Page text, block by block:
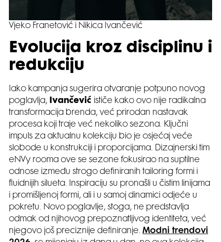
Vjeko Franetović i Nikica Ivančević
Evolucija kroz disciplinu i
redukciju
Iako kampanja sugerira otvaranje potpuno novog
poglavlja,
Ivančević ističe kako ovo nije radikalna
transformacija brenda, već prirodan nastavak
procesa koji traje već nekoliko sezona. Ključni
impuls za aktualnu kolekciju bio je osjećaj veće
slobode u konstrukciji i proporcijama. Dizajnerski tim
eNVy rooma ove se sezone fokusirao na suptilne
odnose između strogo definiranih tailoring formi i
fluidnijih silueta. Inspiraciju su pronašli u čistim linijama
i promišljenoj formi, ali i u samoj dinamici odjeće u
pokretu. Novo poglavlje, stoga, ne predstavlja
odmak od njihovog prepoznatljivog identiteta, već
njegovo još preciznije definiranje. Modni trendovi